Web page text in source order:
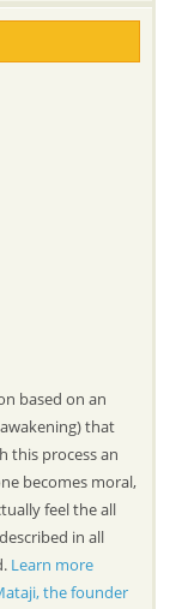
based on an
that
this process an
becomes moral,
feel the all
in all
Learn more
the founder